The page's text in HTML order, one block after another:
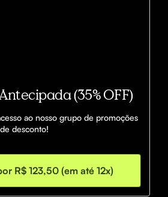
(35% OFF)
ao nosso grupo de promoções
desconto!
R$ 123,50 (em até 12x)